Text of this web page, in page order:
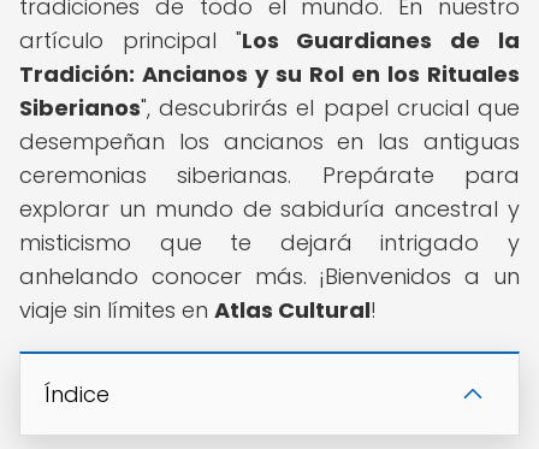
tradiciones de todo el mundo. En nuestro
artículo principal "Los Guardianes de la
Tradición: Ancianos y su Rol en los Rituales
Siberianos", descubrirás el papel crucial que
desempeñan los ancianos en las antiguas
ceremonias siberianas. Prepárate para
explorar un mundo de sabiduría ancestral y
misticismo que te dejará intrigado y
anhelando conocer más. ¡Bienvenidos a un
viaje sin límites en Atlas Cultural!
Índice